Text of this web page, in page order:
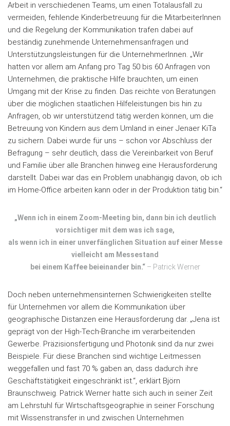
Arbeit in verschiedenen Teams, um einen Totalausfall zu
vermeiden, fehlende Kinderbetreuung für die MitarbeiterInnen
und die Regelung der Kommunikation trafen dabei auf
beständig zunehmende Unternehmensanfragen und
Unterstützungsleistungen für die UnternehmerInnen. „Wir
hatten vor allem am Anfang pro Tag 50 bis 60 Anfragen von
Unternehmen, die praktische Hilfe brauchten, um einen
Umgang mit der Krise zu finden. Das reichte von Beratungen
über die möglichen staatlichen Hilfeleistungen bis hin zu
Anfragen, ob wir unterstützend tätig werden können, um die
Betreuung von Kindern aus dem Umland in einer Jenaer KiTa
zu sichern. Dabei wurde für uns – schon vor Abschluss der
Befragung – sehr deutlich, dass die Vereinbarkeit von Beruf
und Familie über alle Branchen hinweg eine Herausforderung
darstellt. Dabei war das ein Problem unabhängig davon, ob ich
im Home-Office arbeiten kann oder in der Produktion tätig bin.“
„Wenn ich in einem Zoom-Meeting bin, dann bin ich deutlich
vorsichtiger mit dem was ich sage,
als wenn ich in einer unverfänglichen Situation auf einer Messe
vielleicht am Messestand
bei einem Kaffee beieinander bin.“ – Patrick Werner
Doch neben unternehmensinternen Schwierigkeiten stellte
für Unternehmen vor allem die Kommunikation über
geographische Distanzen eine Herausforderung dar. „Jena ist
geprägt von der High-Tech-Branche im verarbeitenden
Gewerbe. Präzisionsfertigung und Photonik sind da nur zwei
Beispiele. Für diese Branchen sind wichtige Leitmessen
weggefallen und fast 70 % gaben an, dass dadurch ihre
Geschäftstätigkeit eingeschränkt ist.“, erklärt Björn
Braunschweig. Patrick Werner hatte sich auch in seiner Zeit
am Lehrstuhl für Wirtschaftsgeographie in seiner Forschung
mit Wissenstransfer in und zwischen Unternehmen